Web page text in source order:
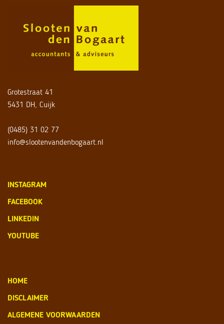
Grotestraat 41
5431 DH, Cuijk
(0485) 31 02 77
info@slootenvandenbogaart.nl
INSTAGRAM
FACEBOOK
LINKEDIN
YOUTUBE
HOME
DISCLAIMER
ALGEMENE VOORWAARDEN